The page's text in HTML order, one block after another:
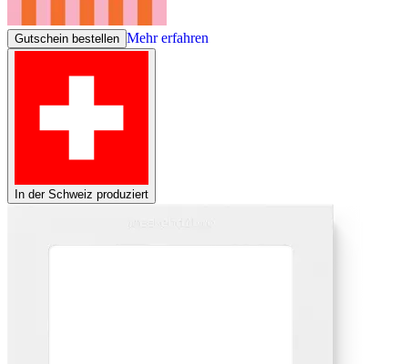
Gutschein bestellen Mehr erfahren
In der Schweiz produziert